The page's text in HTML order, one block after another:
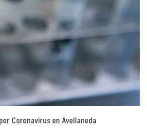
Coronavirus en Avellaneda